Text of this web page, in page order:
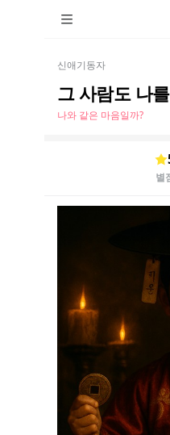
신애기동자
그 사람도 나
나와 같은 마음일까?
별